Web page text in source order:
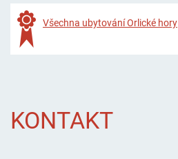
Všechna ubytování Orlické hory
KONTAKT